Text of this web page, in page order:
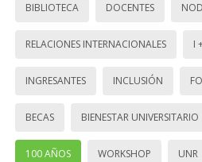
BIBLIOTECA DOCENTES
RELACIONES INTERNACIONALES I
INGRESANTES INCLUSIÓN
BECAS BIENESTAR UNIVERSITARIO
100 AÑOS WORKSHOP UNR